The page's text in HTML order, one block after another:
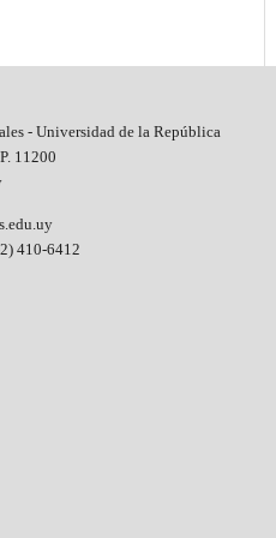
- Universidad de la República
11200
410-6412